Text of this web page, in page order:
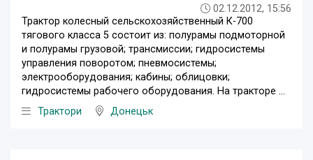
02.12.2012, 15:56
Трактор колесный сельскохозяйственный К-700
тягового класса 5 состоит из: полурамы подмоторной
и полурамы грузовой; трансмиссии; гидросистемы
управления поворотом; пневмосистемы;
электрооборудования; кабины; облицовки;
гидросистемы рабочего оборудования. На тракторе ...
Трактори
Донецьк